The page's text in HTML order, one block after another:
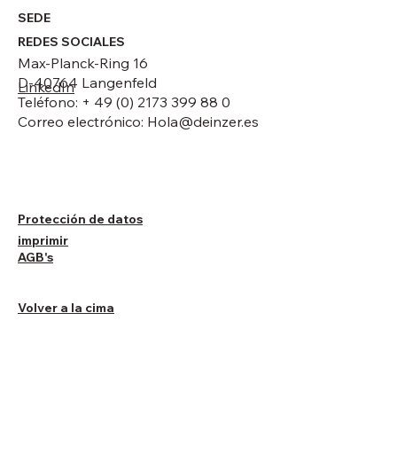
SEDE
Max-Planck-Ring 16
D-40764 Langenfeld
Teléfono: + 49 (0) 2173 399 88 0
Correo electrónico: Hola@deinzer.es
REDES SOCIALES
LinkedIn
Protección de datos
imprimir
AGB's
Volver a la cima